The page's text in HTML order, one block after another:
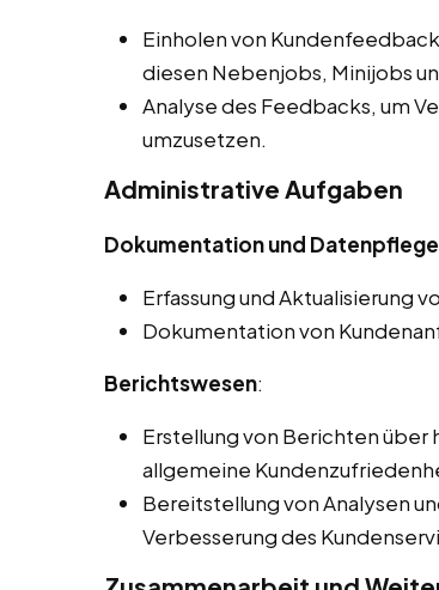
Einholen von
diesen Nebenjobs, Minijobs
Analyse des Feedbacks, um
umzusetzen.
Administrative Aufgaben
Dokumentation und Datenpflege
Erfassung und Aktualisierung
Dokumentation von
Berichtswesen:
Erstellung von Berichten
allgemeine
Bereitstellung von Analysen
Verbesserung des